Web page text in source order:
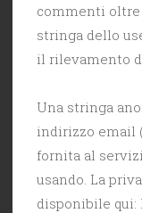
commenti oltre
stringa dello
il rilevamento
Una stringa
indirizzo email
fornita al
usando. La
disponibile